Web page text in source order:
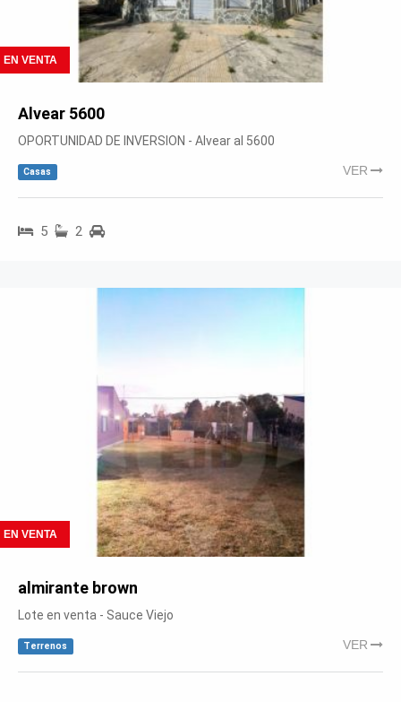
EN VENTA
Alvear 5600
OPORTUNIDAD DE INVERSION - Alvear al 5600
Casas VER
5 2
EN VENTA
almirante brown
Lote en venta - Sauce Viejo
Terrenos VER